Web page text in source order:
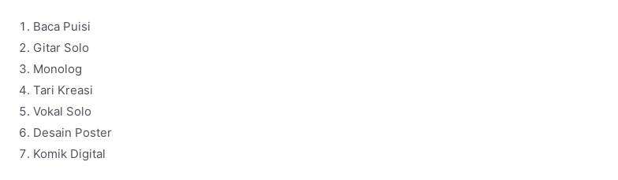
Baca Puisi
Gitar Solo
Monolog
Tari Kreasi
Vokal Solo
Desain Poster
Komik Digital